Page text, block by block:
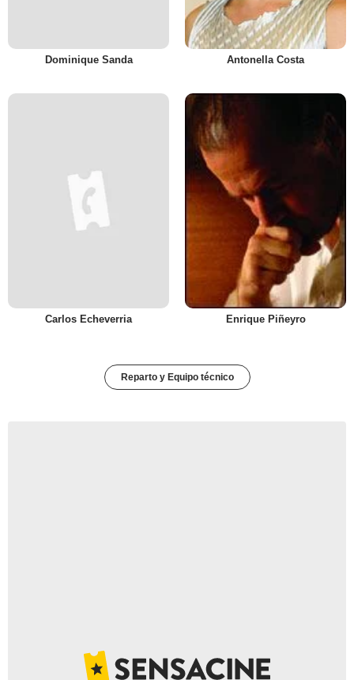
Dominique Sanda Antonella Costa
Carlos Echeverria Enrique Piñeyro
Reparto y Equipo técnico